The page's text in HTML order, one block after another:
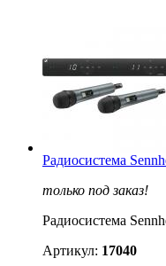
Радиосистема
только под заказ!
Радиосистема
Артикул: 17040